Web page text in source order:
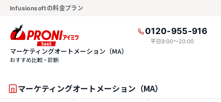
Infusionsoftの料金プラン
0120-955-916
平日9:00〜20:00
マーケティングオートメーション（MA）
おすすめ比較・診断
マーケティングオートメーション（MA）